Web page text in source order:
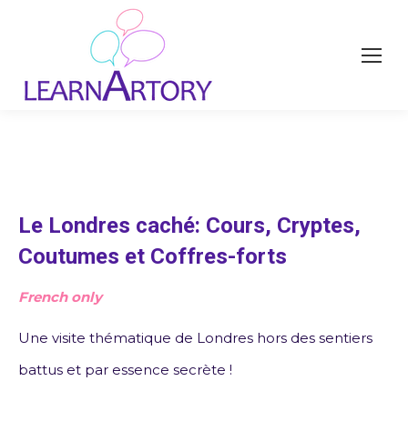
Le Londres caché: Cours, Cryptes,
Coutumes et Coffres-forts
French only
Une visite thématique de Londres hors des sentiers
battus et par essence secrète !